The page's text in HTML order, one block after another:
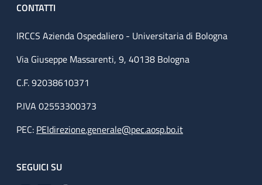
CONTATTI
IRCCS Azienda Ospedaliero - Universitaria di Bologna
Via Giuseppe Massarenti, 9, 40138 Bologna
C.F. 92038610371
P.IVA 02553300373
PEC: PEIdirezione.generale@pec.aosp.bo.it
SEGUICI SU